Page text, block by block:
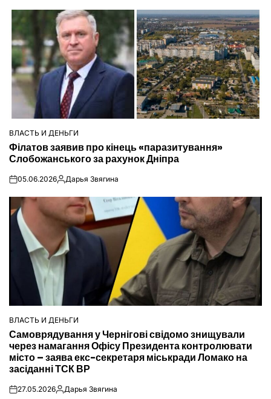
ОПУБЛІКУВАТИ
У
ВЛАСТЬ И ДЕНЬГИ
Філатов заявив про кінець «паразитування»
Слобожанського за рахунок Дніпра
on05.06.2026Опубліковано
Дарья Звягина
ОПУБЛІКУВАТИ
У
ВЛАСТЬ И ДЕНЬГИ
Самоврядування у Чернігові свідомо знищували
через намагання Офісу Президента контролювати
місто – заява екс-секретаря міськради Ломако на
засіданні ТСК ВР
on27.05.2026Опубліковано
Дарья Звягина